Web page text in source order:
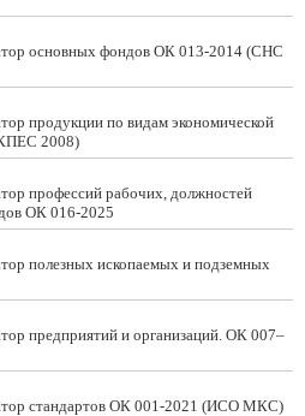
основных фондов ОК 013-2014 (СНС
продукции по видам экономической
2008)
профессий рабочих, должностей
ОК 016-2025
полезных ископаемых и подземных
предприятий и организаций. ОК 007–
стандартов ОК 001-2021 (ИСО МКС)